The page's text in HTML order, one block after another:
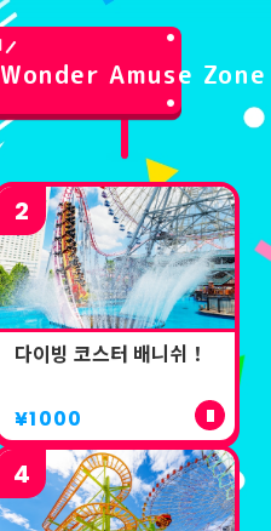
Wonder Amuse Zone
다이빙 코스터 배니쉬！
¥1000
2
4